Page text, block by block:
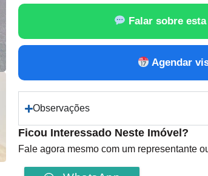
Falar sobre
Agendar
Observações
Ficou Interessado Neste Imóvel?
Fale agora mesmo com um representante